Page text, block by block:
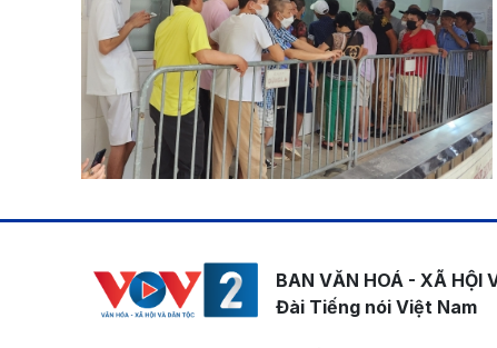
BAN VĂN HOÁ - XÃ HỘI
Đài Tiếng nói Việt Nam